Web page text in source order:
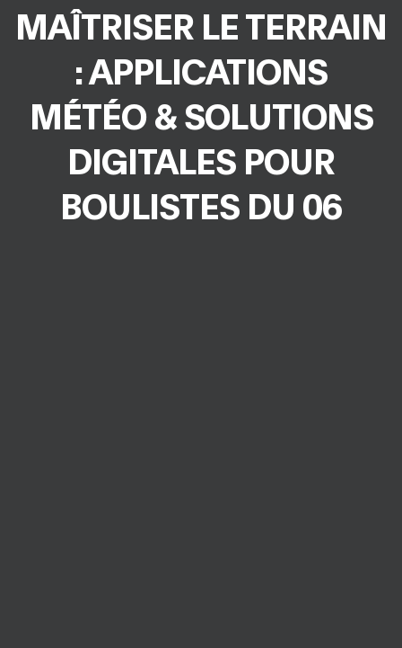
MAÎTRISER LE TERRAIN
: APPLICATIONS
MÉTÉO & SOLUTIONS
DIGITALES POUR
BOULISTES DU 06